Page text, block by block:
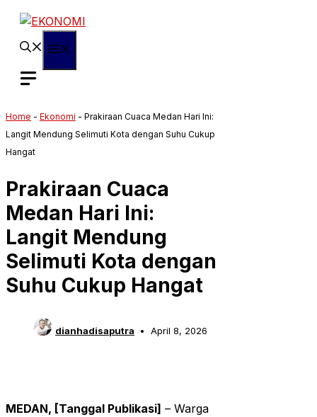
Langsung
Home - Ekonomi - Prakiraan Cuaca Medan Hari Ini:
Langit Mendung Selimuti Kota dengan Suhu Cukup
Hangat
Prakiraan Cuaca
Medan Hari Ini:
Langit Mendung
Selimuti Kota dengan
Suhu Cukup Hangat
dianhadisaputra April 8, 2026
MEDAN, [Tanggal Publikasi] – Warga